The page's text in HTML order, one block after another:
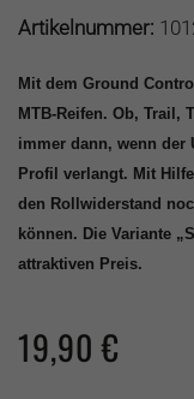
Artikelnummer:
Mit dem Ground
MTB-Reifen. Ob, Trail,
immer dann, wenn der
Profil verlangt. Mit
den Rollwiderstand
können. Die Variante
attraktiven Preis.
19,90€